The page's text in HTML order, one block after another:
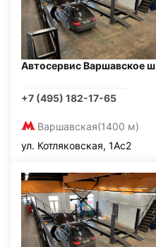
Автосервис Варшавское ш
+7 (495) 182-17-65
Варшавская(1400 м)
ул. Котляковская, 1Ас2